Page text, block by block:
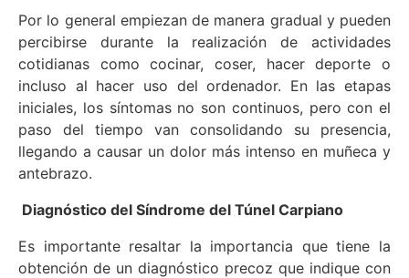
Por lo general empiezan de manera gradual y pueden
percibirse durante la realización de actividades
cotidianas como cocinar, coser, hacer deporte o
incluso al hacer uso del ordenador. En las etapas
iniciales, los síntomas no son continuos, pero con el
paso del tiempo van consolidando su presencia,
llegando a causar un dolor más intenso en muñeca y
antebrazo.
Diagnóstico del Síndrome del Túnel Carpiano
Es importante resaltar la importancia que tiene la
obtención de un diagnóstico precoz que indique con